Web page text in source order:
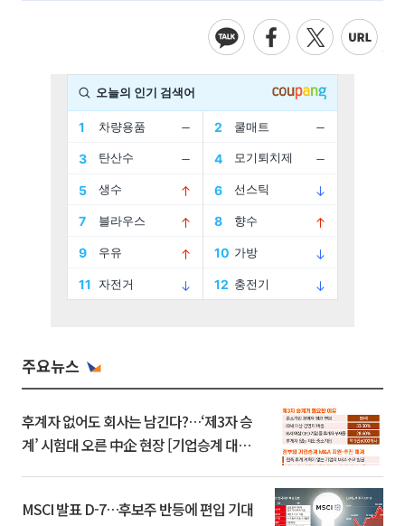
주요뉴스
후계자 없어도 회사는 남긴다?…‘제3자 승
계’ 시험대 오른 中企 현장 [기업승계 대전
MSCI 발표 D-7…후보주 반등에 편입 기대